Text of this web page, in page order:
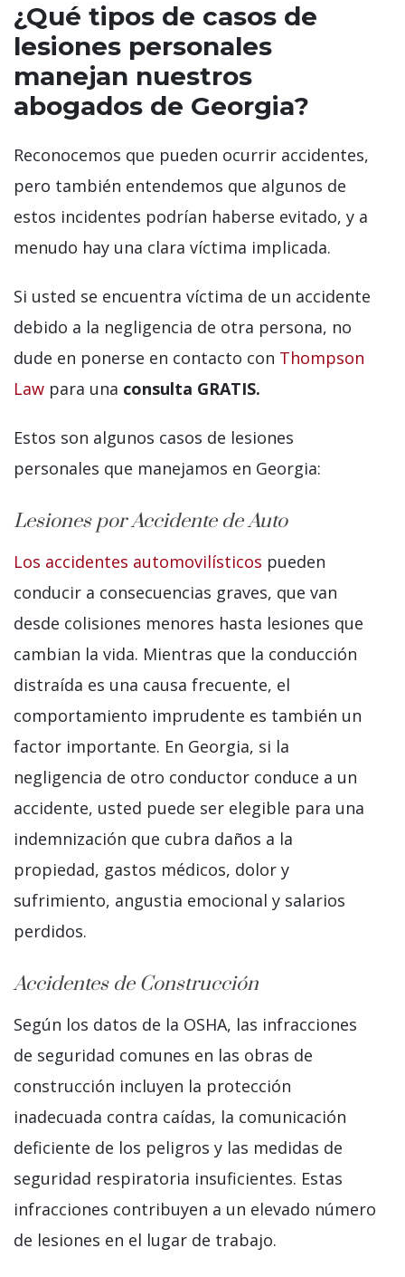
¿Qué tipos de casos de
lesiones personales
manejan nuestros
abogados de Georgia?
Reconocemos que pueden ocurrir accidentes,
pero también entendemos que algunos de
estos incidentes podrían haberse evitado, y a
menudo hay una clara víctima implicada.
Si usted se encuentra víctima de un accidente
debido a la negligencia de otra persona, no
dude en ponerse en contacto con Thompson
Law para una consulta GRATIS.
Estos son algunos casos de lesiones
personales que manejamos en Georgia:
Lesiones por Accidente de Auto
Los accidentes automovilísticos pueden
conducir a consecuencias graves, que van
desde colisiones menores hasta lesiones que
cambian la vida. Mientras que la conducción
distraída es una causa frecuente, el
comportamiento imprudente es también un
factor importante. En Georgia, si la
negligencia de otro conductor conduce a un
accidente, usted puede ser elegible para una
indemnización que cubra daños a la
propiedad, gastos médicos, dolor y
sufrimiento, angustia emocional y salarios
perdidos.
Accidentes de Construcción
Según los datos de la OSHA, las infracciones
de seguridad comunes en las obras de
construcción incluyen la protección
inadecuada contra caídas, la comunicación
deficiente de los peligros y las medidas de
seguridad respiratoria insuficientes. Estas
infracciones contribuyen a un elevado número
de lesiones en el lugar de trabajo.